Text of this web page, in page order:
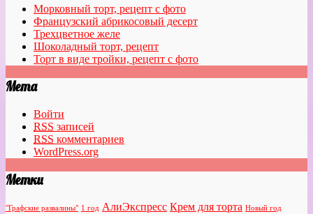
Морковный торт, рецепт с фото
Французский абрикосовый десерт
Трехцветное желе
Шоколадный торт, рецепт
Торт в виде тройки, рецепт с фото
Мета
Войти
RSS записей
RSS комментариев
WordPress.org
Метки
"Графские развалины" 1 год АлиЭкспресс Крем для торта Новый год